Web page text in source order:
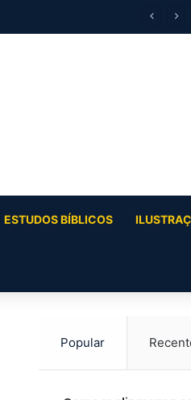
ESTUDOS BÍBLICOS
Popular